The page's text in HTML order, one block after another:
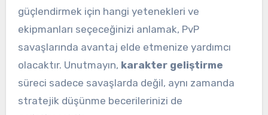
güçlendirmek için hangi yetenekleri ve
ekipmanları seçeceğinizi anlamak, PvP
savaşlarında avantaj elde etmenize yardımcı
olacaktır. Unutmayın, karakter geliştirme
süreci sadece savaşlarda değil, aynı zamanda
stratejik düşünme becerilerinizi de